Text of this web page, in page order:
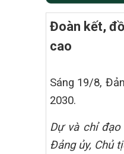
Đoàn kết,
cao
Sáng 19/8,
2030.
Dự và chỉ
Đảng ủy, Chủ